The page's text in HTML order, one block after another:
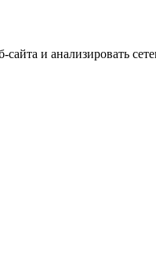
и анализировать